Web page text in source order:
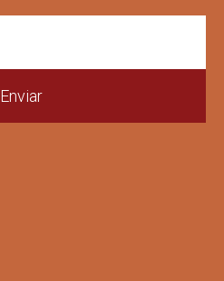
Enviar